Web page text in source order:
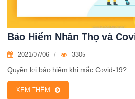
Bảo Hiểm Nhân Thọ và
2021/07/06 3305
Quyền lợi bảo hiểm khi mắc Covid-19?
XEM THÊM